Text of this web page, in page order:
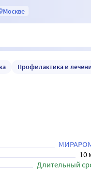
Москве
Профилактика и
10
Длительный